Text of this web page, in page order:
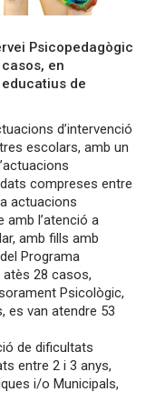
Psicopedagògic
en
de
d’intervenció
escolars, amb un
compreses entre
actuacions
amb l’atenció a
amb fills amb
Programa
atès 28 casos,
Psicològic,
es van atendre 53
de dificultats
entre 2 i 3 anys,
i/o Municipals,